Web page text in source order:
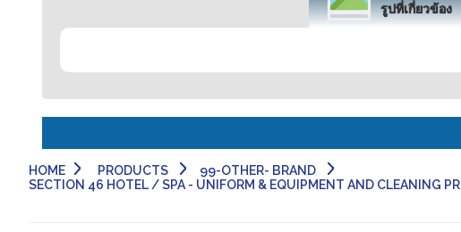
รูปที่เกี่ยวข้อง
HOME PRODUCTS
99-OTHER- BRAND
SECTION 46 HOTEL / SPA - UNIFORM & EQUIPMENT AND